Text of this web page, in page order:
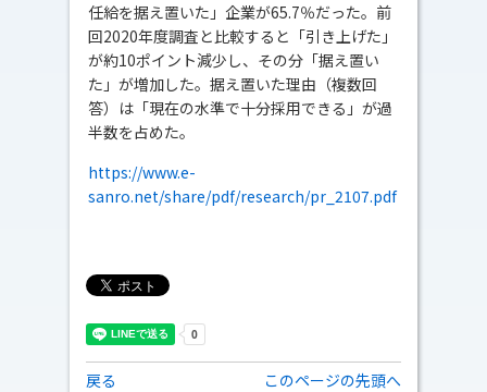
任給を据え置いた」企業が65.7％だった。前
回2020年度調査と比較すると「引き上げた」
が約10ポイント減少し、その分「据え置い
た」が増加した。据え置いた理由（複数回
答）は「現在の水準で十分採用できる」が過
半数を占めた。
https://www.e-
sanro.net/share/pdf/research/pr_2107.pdf
戻る このページの先頭へ